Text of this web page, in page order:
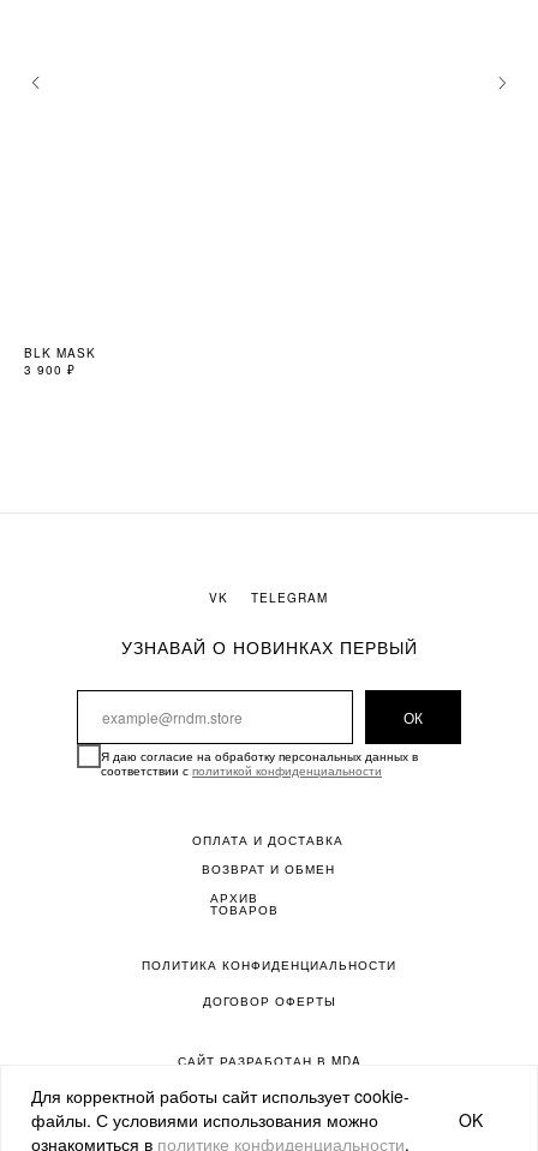
BLK MASK
3 900 ₽
Я даю согласие на обработку персональных данных в
соответствии с политикой конфиденциальности
ОК
УЗНАВАЙ О НОВИНКАХ ПЕРВЫЙ
VK TELEGRAM
ОПЛАТА И ДОСТАВКА
ВОЗВРАТ И ОБМЕН
АРХИВ
ТОВАРОВ
ПОЛИТИКА КОНФИДЕНЦИАЛЬНОСТИ
ДОГОВОР ОФЕРТЫ
САЙТ РАЗРАБОТАН В MDA
Для корректной работы сайт использует cookie-
файлы. С условиями использования можно
ознакомиться в политике конфиденциальности.
OK